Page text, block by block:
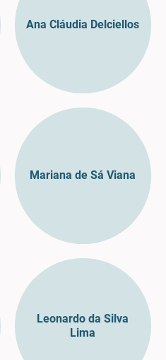
Ana Cláudia Delciellos
Mariana de Sá Viana
Leonardo da Silva
Lima